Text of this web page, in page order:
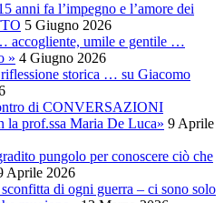
anni fa l’impegno e l’amore dei
5 Giugno 2026
accogliente, umile e gentile …
» 4 Giugno 2026
storica … su Giacomo
di CONVERSAZIONI
prof.ssa Maria De Luca» 9 Aprile
pungolo per conoscere ciò che
Aprile 2026
di ogni guerra – ci sono solo